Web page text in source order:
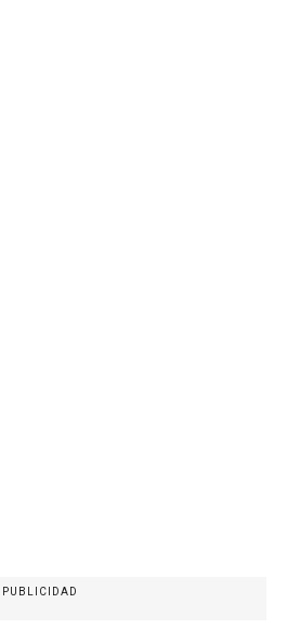
PUBLICIDAD